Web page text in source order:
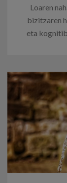
Loaren
bizitzaren
eta